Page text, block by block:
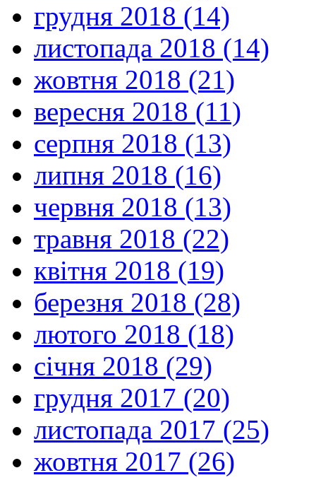
грудня 2018 (14)
листопада 2018 (14)
жовтня 2018 (21)
вересня 2018 (11)
серпня 2018 (13)
липня 2018 (16)
червня 2018 (13)
травня 2018 (22)
квітня 2018 (19)
березня 2018 (28)
лютого 2018 (18)
січня 2018 (29)
грудня 2017 (20)
листопада 2017 (25)
жовтня 2017 (26)